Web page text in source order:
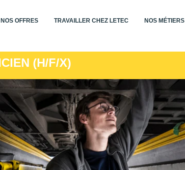
NOS OFFRES TRAVAILLER CHEZ LETEC NOS MÉTIERS
(H/F/X)